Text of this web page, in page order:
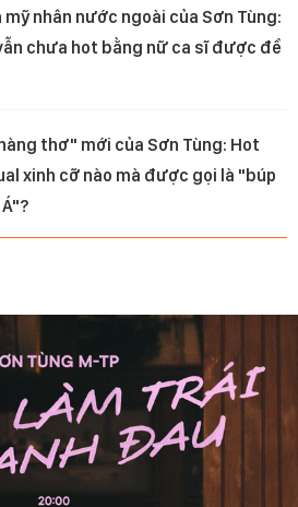
nhân nước ngoài của Sơn Tùng:
chưa hot bằng nữ ca sĩ được đề
thơ" mới của Sơn Tùng: Hot
xinh cỡ nào mà được gọi là "búp